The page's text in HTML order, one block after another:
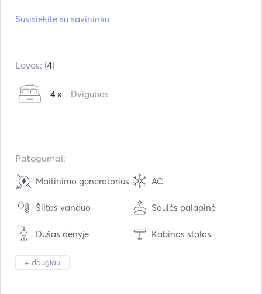
Varikliai:1 x 75hp
Vartojimas:
L /val.
Susisiekite su savininku
Lovos: (4)
4 x Dvigubas
Patogumai:
Maitinimo generatorius AC
Šiltas vanduo Saulės palapinė
Dušas denyje Kabinos stalas
Laivas / valtis
+ daugiau